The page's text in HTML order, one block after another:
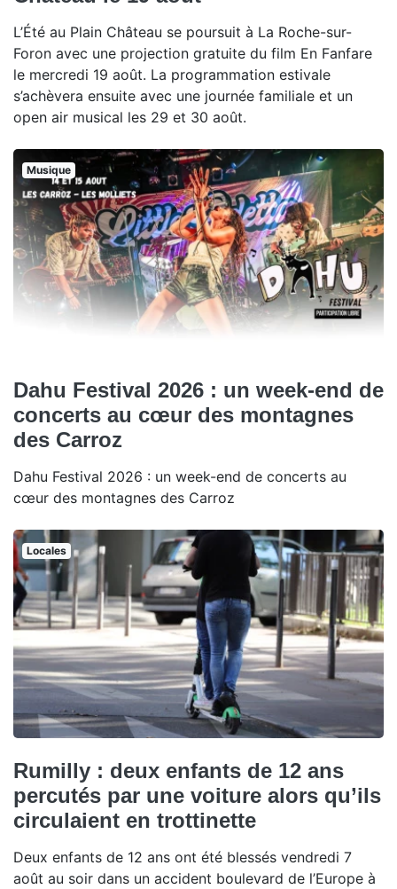
L’Été au Plain Château se poursuit à La Roche-sur-
Foron avec une projection gratuite du film En Fanfare
le mercredi 19 août. La programmation estivale
s’achèvera ensuite avec une journée familiale et un
open air musical les 29 et 30 août.
Musique
Dahu Festival 2026 : un week-end de
concerts au cœur des montagnes
des Carroz
Dahu Festival 2026 : un week-end de concerts au
cœur des montagnes des Carroz
Locales
Rumilly : deux enfants de 12 ans
percutés par une voiture alors qu’ils
circulaient en trottinette
Deux enfants de 12 ans ont été blessés vendredi 7
août au soir dans un accident boulevard de l’Europe à